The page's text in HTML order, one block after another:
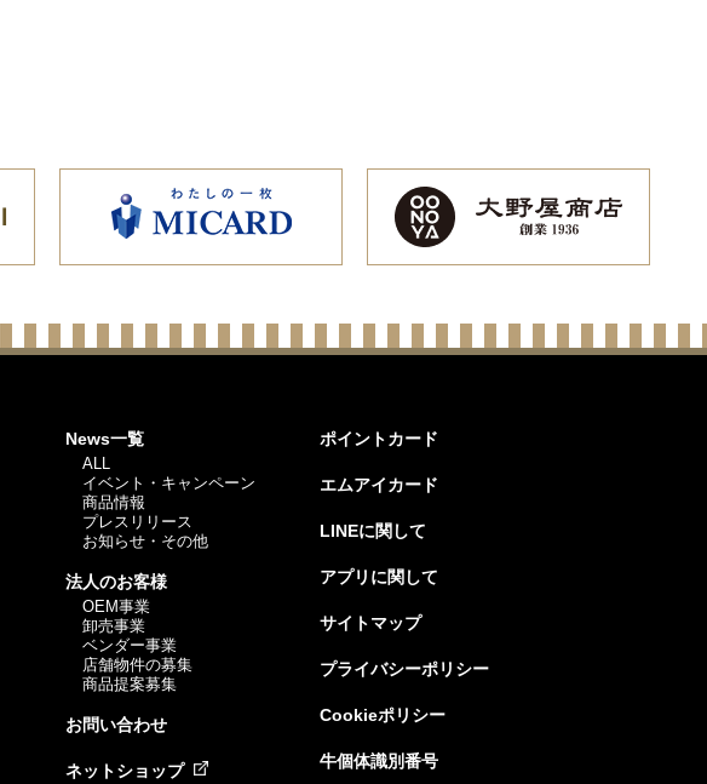
News一覧
ALL
イベント・キャンペーン
商品情報
プレスリリース
お知らせ・その他
法人のお客様
OEM事業
卸売事業
ベンダー事業
店舗物件の募集
商品提案募集
お問い合わせ
ネットショップ
ポイントカード
エムアイカード
LINEに関して
アプリに関して
サイトマップ
プライバシーポリシー
Cookieポリシー
牛個体識別番号